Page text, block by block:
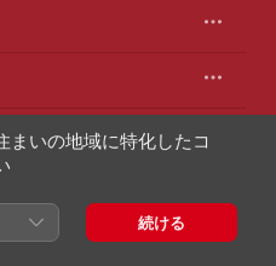
まいの地域に特化したコ
続ける